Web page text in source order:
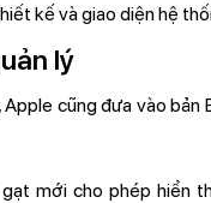
lý
cũng đưa vào bản
mới cho phép hiển